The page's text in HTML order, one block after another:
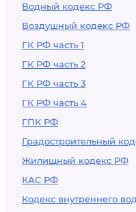
Водный кодекс РФ
Воздушный кодекс РФ
ГК РФ часть 1
ГК РФ часть 2
ГК РФ часть 3
ГК РФ часть 4
ГПК РФ
Градостроительный
Жилищный кодекс РФ
КАС РФ
Кодекс внутреннего